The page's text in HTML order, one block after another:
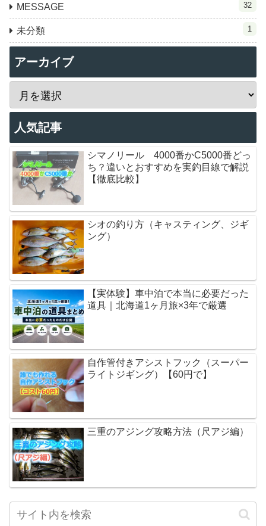
MESSAGE 32
未分類 1
アーカイブ
人気記事
シマノリール 4000番かC5000番どっ
ち？違いとおすすめを実釣目線で解説
【徹底比較】
シオの釣り方（キャスティング、ジギ
ング）
【実体験】車中泊で本当に必要だった
道具｜北海道1ヶ月旅×3年で厳選
自作管付きアシストフック（スーパー
ライトジギング）【60円で】
三重のアジング攻略方法（尺アジ編）